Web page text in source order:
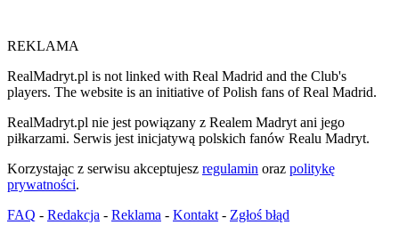
REKLAMA
RealMadryt.pl is not linked with Real Madrid and the Club's
players. The website is an initiative of Polish fans of Real Madrid.
RealMadryt.pl nie jest powiązany z Realem Madryt ani jego
piłkarzami. Serwis jest inicjatywą polskich fanów Realu Madryt.
Korzystając z serwisu akceptujesz regulamin oraz politykę
prywatności.
FAQ - Redakcja - Reklama - Kontakt - Zgłoś błąd